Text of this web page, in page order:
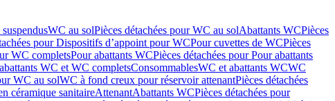
WC au solPièces détachées pour WC au solAbattants WCPièces
pour Dispositifs d’appoint pour WCPour cuvettes de WCPièces
WC completsPour abattants WCPièces détachées pour Pour abattants
WC et WC completsConsommablesWC et abattants WCWC
WC au solWC à fond creux pour réservoir attenantPièces détachées
céramique sanitaireAttenantAbattants WCPièces détachées pour